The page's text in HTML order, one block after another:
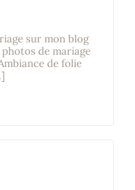
sur mon blog
de mariage
de folie